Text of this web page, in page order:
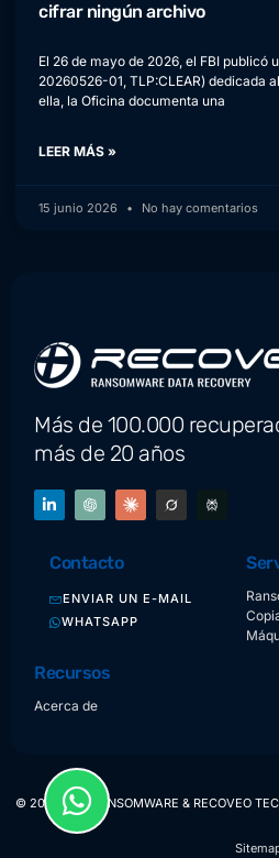
cifrar ningún archivo
El 26 de mayo de 2026, el FBI publicó
20260526-01, TLP:CLEAR) dedicada
ella, la Oficina documenta una
LEER MÁS »
15 junio 2026 No hay comentarios
Más de 100.000
más de 20 años
Contacto
ENVIAR UN E-MAIL
WHATSAPP
Recursos
Acerca de
© 2025 SOS RANSOMWARE & RECOVEO